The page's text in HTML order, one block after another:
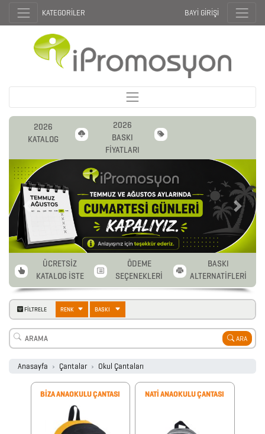
KATEGORİLER BAYİ GİRİŞİ
2026
KATALOG
2026
BASKI
FİYATLARI
Previous Next
ÜCRETSİZ
KATALOG İSTE
ÖDEME
SEÇENEKLERİ
BASKI
ALTERNATİFLERİ
FİLTRELE RENK BASKI
ARA
Anasayfa Çantalar Okul Çantaları
BİZA ANAOKULU ÇANTASI NATİ ANAOKULU ÇANTASI